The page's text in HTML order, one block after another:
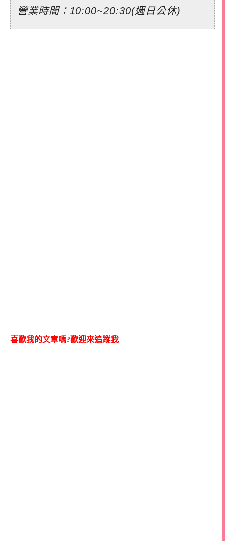
營業時間：10:00~20:30(週日公休)
喜歡我的文章嗎?歡迎來追蹤我